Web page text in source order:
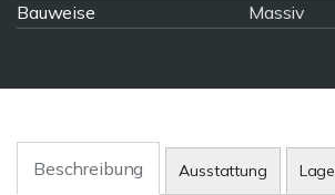
Bauweise
Massiv
Beschreibung Ausstattung Lage